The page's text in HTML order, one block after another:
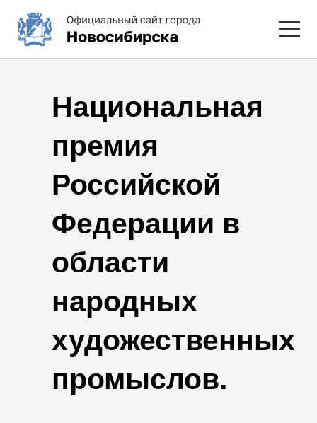
Национальная
премия
Российской
Федерации в
области
народных
художественных
промыслов.